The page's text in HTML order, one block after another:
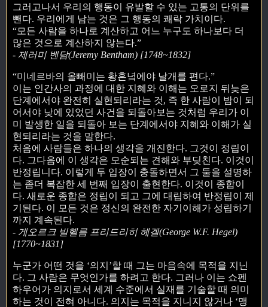
그러고나서 우리의 행동이 유발할 수 있는 고통의 단위를
뺀다. 우리에게 남는 것은 그 행동의 쾌락 가치이다.
“모든 사람을 하나로 계산하고 어느 누구도 하나보다 더
많은 것으로 계산하지 않는다.”
- 제러미 벤담(Jeremy Bentham) [1748~1832]
“미네르바의 올빼미는 황혼녘에야 날개를 편다.”
이는 인간사의 과정에 대한 지혜와 이해는 오로지 뒤늦은
단계에서야 완전히 실현되리라는 것, 즉 한 사람이 밤이 되
어서야 낮에 있었던 사건을 되돌아보는 것처럼 우리가 이
미 발생한 일을 되돌아 보는 단계에서야 지혜와 이해가 실
현되리라는 것을 말한다.
처음에 사람들은 하나의 생각을 개진한다. 그것이 정립이
다. 그다음에 이 생각은 모순되는 견해와 부딪친다. 이것이
반정립니다. 이렇게 두 입장이 충돌하면서 그 둘을 설명하
는 좀더 복잡한 세 번째 입장이 출현한다. 이것이 종합이
다. 새로운 종합은 정립이 되고 그에 대립하여 반정립이 제
기된다. 이 모든 것은 정신의 완전한 자기이해가 성립하기
까지 계속된다.
- 게오르크 빌헬름 프리드리히 헤겔(George W.F. Hegel)
[1770~1831]
누군가 어떤 것을 ‘의지’할 때 그는 마음속에 목적을 지닌
다. 그 사람은 무엇인가를 하려고 한다. 그러나 이는 쇼펜
하우어가 의지로서 세계 수준에서 실재를 기술할 때 의미
하는 것이 전혀 아니다. 의지는 목적을 지니지 않거나 ‘맹